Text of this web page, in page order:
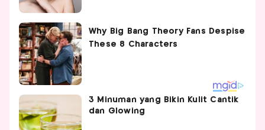
3 Minuman yang Bikin Kulit Cantik
dan Glowing